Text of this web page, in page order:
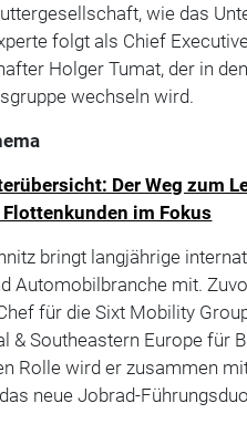
wie das
folgt als Chief
Holger Tumat, der in
wechseln wird.
Der Weg zum
im Fokus
bringt langjährige
Automobilbranche mit.
für die Sixt Mobility
& Southeastern Europe für
Rolle wird er zusammen
neue Jobrad-